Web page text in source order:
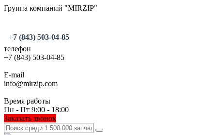
Группа компаний "MIRZIP"
+7 (843) 503-04-85
телефон
+7 (843) 503-04-85
E-mail
info@mirzip.com
Время работы
Пн - Пт 9:00 - 18:00
Заказать звонок